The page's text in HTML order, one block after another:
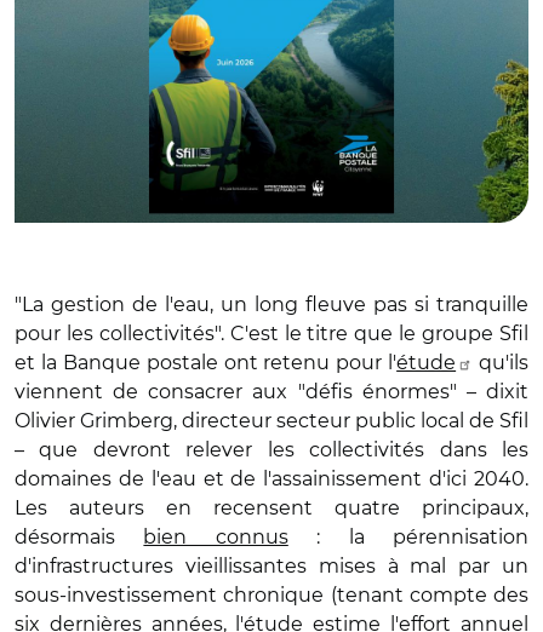
"La gestion de l'eau, un long fleuve pas si tranquille
pour les collectivités". C'est le titre que le groupe Sfil
et la Banque postale ont retenu pour l'étude
qu'ils
viennent de consacrer aux "défis énormes" – dixit
Olivier Grimberg, directeur secteur public local de Sfil
– que devront relever les collectivités dans les
domaines de l'eau et de l'assainissement d'ici 2040.
Les auteurs en recensent quatre principaux,
désormais bien connus: la pérennisation
d'infrastructures vieillissantes mises à mal par un
sous-investissement chronique (tenant compte des
six dernières années, l'étude estime l'effort annuel